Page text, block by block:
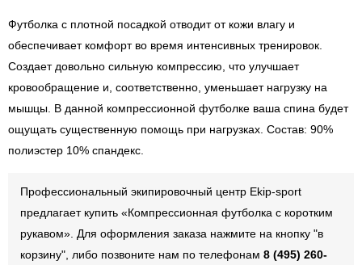
Футболка с плотной посадкой отводит от кожи влагу и
обеспечивает комфорт во время интенсивных тренировок.
Создает довольно сильную компрессию, что улучшает
кровообращение и, соответственно, уменьшает нагрузку на
мышцы. В данной компрессионной футболке ваша спина будет
ощущать существенную помощь при нагрузках. Состав: 90%
полиэстер 10% спандекс.
Профессиональный экипировочный центр Ekip-sport
предлагает купить «Компрессионная футболка с коротким
рукавом». Для оформления заказа нажмите на кнопку "в
корзину", либо позвоните нам по телефонам 8 (495) 260-